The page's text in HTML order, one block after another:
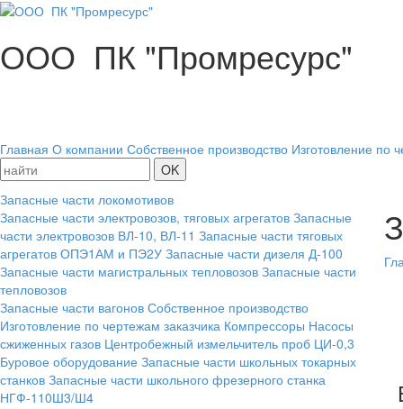
ООО ПК "Промресурс"
Главная О компании Собственное производство Изготовление по
Запасные части локомотивов
Запасные части электровозов, тяговых агрегатов Запасные
части электровозов ВЛ-10, ВЛ-11 Запасные части тяговых
агрегатов ОПЭ1АМ и ПЭ2У Запасные части дизеля Д-100
Запасные части магистральных тепловозов Запасные части
тепловозов
Запасные части вагонов Собственное производство
Изготовление по чертежам заказчика Компрессоры Насосы
сжиженных газов Центробежный измельчитель проб ЦИ-0,3
Буровое оборудование Запасные части школьных токарных
станков Запасные части школьного фрезерного станка
НГФ-110Ш3/Ш4